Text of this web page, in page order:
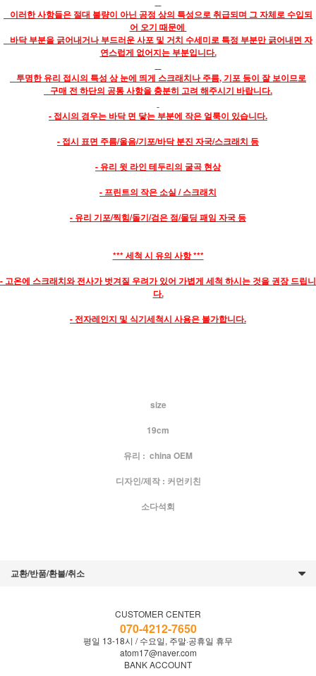
이러한 사항들은 절대 불량이 아닌 공정 상의 특성으로 취급되며 그 자체로 수입되
어 오기 때문에
바닥 부분을 긁어내거나 부드러운 사포 및 거치 수세미로 특정 부분만 긁어내면 자
연스럽게 없어지는 부분입니다.
투명한 유리 접시의 특성 상 눈에 띄게 스크래치나 주름, 기포 등이 잘 보이므로
구매 전 하단의 공통 사항을 충분히 고려 해주시기 바랍니다.
- 접시의 경우는 바닥 면 닿는 부분에 작은 얼룩이 있습니다.
- 접시 표면 주름/울음/기포/바닥 분진 자국/스크래치 등
- 유리 윗 라인 테두리의 굴곡 현상
- 프린트의 작은 소실 / 스크래치
- 유리 기포/찍힘/돌기/검은 점/몰딩 패임 자국 등
*** 세척 시 유의 사항 ***
- 고온에 스크래치와 전사가 벗겨질 우려가 있어 가볍게 세척 하시는 것을 권장 드립니
다.
- 전자레인지 및 식기세척시 사용은 불가합니다.
size
19cm
유리 : china OEM
디자인/제작 : 커먼키친
소다석회
교환/반품/환불/취소
CUSTOMER CENTER
070-4212-7650
평일 13-18시 / 수요일, 주말·공휴일 휴무
atom17@naver.com
BANK ACCOUNT